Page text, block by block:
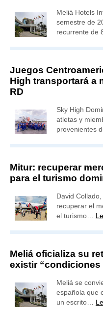
Meliá Hotels
semestre de
recurrente de
Juegos
High transportará a
RD
Sky High
atletas y
provenientes
Mitur: recuperar
para el turismo
David
recuperar el
el turismo…
Meliá oficializa su
existir “condiciones
Meliá se
española que
un escrito…